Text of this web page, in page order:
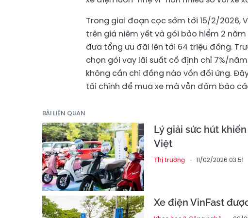
Trong giai đoạn cọc sớm tới 15/2/2026,
trên giá niêm yết và gói bảo hiểm 2
đưa tổng ưu đãi lên tới 64 triệu đồng.
chọn gói vay lãi suất cố định chỉ 7%/
không cần chi đồng nào vốn đối ứng.
tài chính để mua xe mà vẫn đảm bảo
BÀI LIÊN QUAN
Lý giải sức hút
Việt
Thị trường 11/02/2026 03:51
Xe điện VinFast